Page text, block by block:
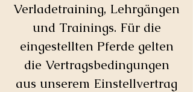
Verladetraining, Lehrgängen
und Trainings. Für die
eingestellten Pferde gelten
die Vertragsbedingungen
aus unserem Einstellvertrag